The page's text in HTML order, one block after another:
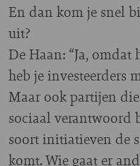
En dan kom je snel
uit?
De Haan: “Ja,
heb je investeerders
Maar ook partijen
sociaal verantwoord
soort initiatieven de
komt. Wie gaat er